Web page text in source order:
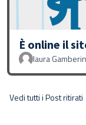
È online il
laura
Vedi tutti i Post ritirati